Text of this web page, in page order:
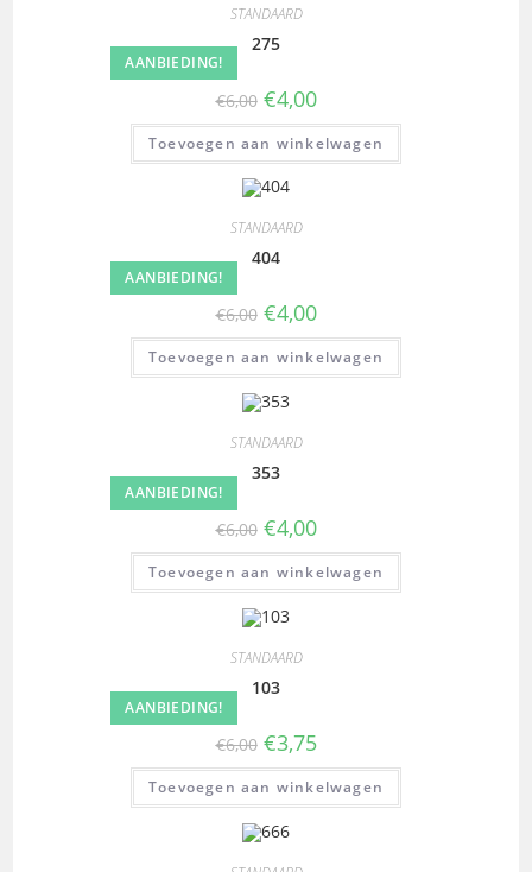
AANBIEDING!
STANDAARD
275
€6,00 €4,00
Toevoegen aan winkelwagen
AANBIEDING!
STANDAARD
404
€6,00 €4,00
Toevoegen aan winkelwagen
AANBIEDING!
STANDAARD
353
€6,00 €4,00
Toevoegen aan winkelwagen
AANBIEDING!
STANDAARD
103
€6,00 €3,75
Toevoegen aan winkelwagen